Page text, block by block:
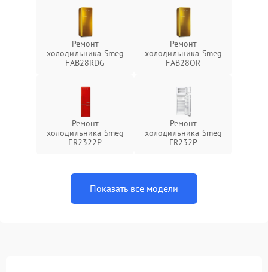
Ремонт
холодильника Smeg
FAB28RDG
Ремонт
холодильника Smeg
FAB28OR
Ремонт
холодильника Smeg
FR2322P
Ремонт
холодильника Smeg
FR232P
Показать все модели